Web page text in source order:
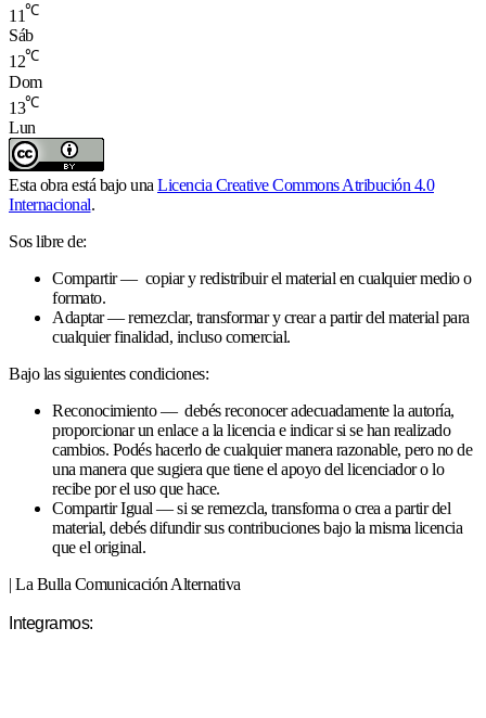
11℃
Sáb
12℃
Dom
13℃
Lun
Esta obra está bajo una Licencia Creative Commons Atribución 4.0
Internacional.
Sos libre de:
Compartir — copiar y redistribuir el material en cualquier medio o
formato.
Adaptar — remezclar, transformar y crear a partir del material para
cualquier finalidad, incluso comercial.
Bajo las siguientes condiciones:
Reconocimiento — debés reconocer adecuadamente la autoría,
proporcionar un enlace a la licencia e indicar si se han realizado
cambios. Podés hacerlo de cualquier manera razonable, pero no de
una manera que sugiera que tiene el apoyo del licenciador o lo
recibe por el uso que hace.
Compartir Igual — si se remezcla, transforma o crea a partir del
material, debés difundir sus contribuciones bajo la misma licencia
que el original.
| La Bulla Comunicación Alternativa
Integramos: